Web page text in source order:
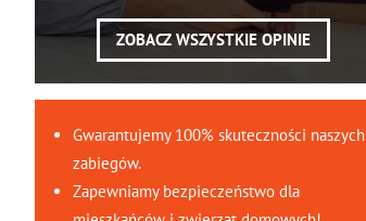
ZOBACZ WSZYSTKIE OPINIE
Gwarantujemy 100% skuteczności naszych
zabiegów.
Zapewniamy bezpieczeństwo dla